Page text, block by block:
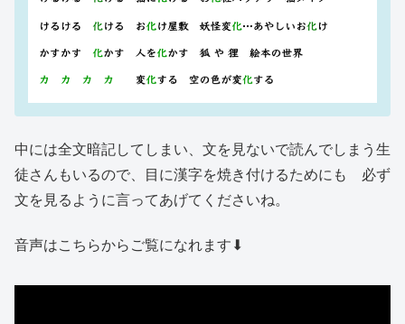
中には全文暗記してしまい、文を見ないで読んでしまう生
徒さんもいるので、目に漢字を焼き付けるためにも 必ず
文を見るように言ってあげてくださいね。
音声はこちらからご覧になれます⬇︎